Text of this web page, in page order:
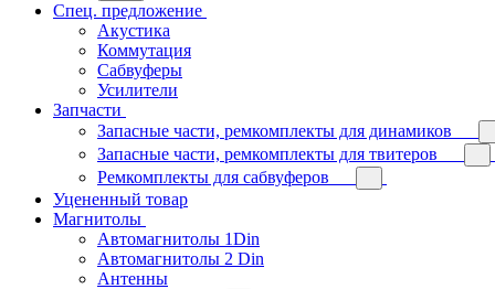
Спец. предложение
Акустика
Коммутация
Сабвуферы
Усилители
Запчасти
Запасные части, ремкомплекты для динамиков
Запасные части, ремкомплекты для твитеров
Ремкомплекты для сабвуферов
Уцененный товар
Магнитолы
Автомагнитолы 1Din
Автомагнитолы 2 Din
Антенны